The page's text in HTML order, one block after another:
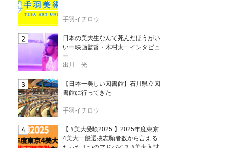
手羽イチロウ
日本の美大生なんて死んだほうがい
いー映画監督・木村太一インタビュ
ー
出川 光
【日本一美しい図書館】石川県立図
書館に行ってきた
手羽イチロウ
【 #美大受験2025 】2025年度東京
4美大一般選抜志願者数から言える